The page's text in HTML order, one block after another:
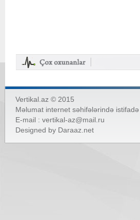
Vertikal.az © 2015
Məlumat internet səhifələrində
E-mail : vertikal-az@mail.ru
Designed by Daraaz.net